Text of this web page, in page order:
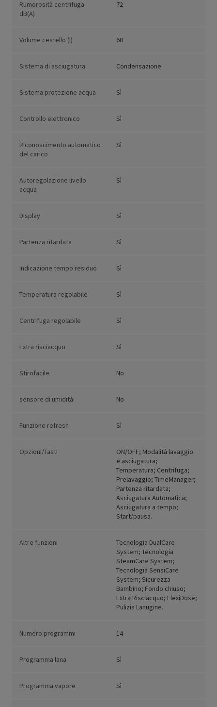
Rumorosità centrifuga
dB(A)
72
Volume cestello (l) 60
Sistema di asciugatura Condensazione
Sistema protezione acqua Sì
Controllo elettronico Sì
Riconoscimento automatico
del carico
Sì
Autoregolazione livello
acqua
Sì
Display Sì
Partenza ritardata Sì
Indicazione tempo residuo Sì
Temperatura regolabile Sì
Centrifuga regolabile Sì
Extra risciacquo Sì
Stirofacile No
sensore di umidità: No
Funzione refresh Sì
Opzioni/Tasti
ON/OFF; Modalità lavaggio
e asciugatura;
Temperatura; Centrifuga;
Prelavaggio; TimeManager;
Partenza ritardata;
Asciugatura Automatica;
Asciugatura a tempo;
Start/pausa.
Altre funzioni
Tecnologia DualCare
System; Tecnologia
SteamCare System;
Tecnologia SensiCare
System; Sicurezza
Bambino; Fondo chiuso;
Extra Risciacquo; FlexiDose;
Pulizia Lanugine.
Numero programmi 14
Programma lana Sì
Programma vapore Sì